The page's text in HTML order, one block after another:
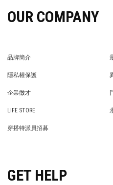
OUR COMPANY
品牌簡介
隱私權保護
企業徵才
LIFE STORE
穿搭特派員招募
GET HELP